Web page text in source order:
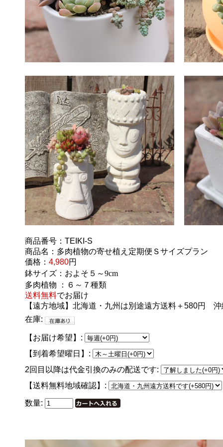
商品番号：TEIKI-S
商品名：多肉植物の寄せ植え定期便Ｓサイズプラン
価格： 4,980円
鉢サイズ：およそ５～9cm
多肉植物 ：６～７種類
送料無料でお届け
【遠方地域】北海道・九州は別途遠方送料＋580円
在庫:
【お届け希望】:
【到着希望曜日】:
2回目以降は代金引換のみの配送です:
【送料無料地域確認】:
数量: